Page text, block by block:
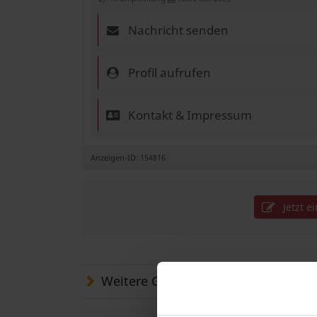
Nachricht senden
Profil aufrufen
Kontakt & Impressum
Anzeigen-ID: 154816
Jetzt
Weitere Gesuche